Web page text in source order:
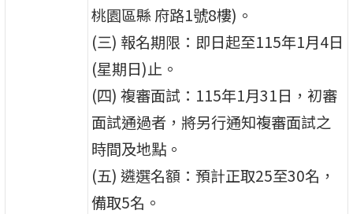
桃園區縣 府路1號8樓)。
(三) 報名期限：即日起至115年1月4日
(星期日)止。
(四) 複審面試：115年1月31日，初審
面試通過者，將另行通知複審面試之
時間及地點。
(五) 遴選名額：預計正取25至30名，
備取5名。